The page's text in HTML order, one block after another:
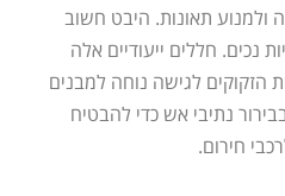
תאונות. היבט חשוב
נכים. חללים ייעודיים אלה
הזקוקים לגישה נוחה למבנים
נתיבי אש כדי להבטיח
חירום.